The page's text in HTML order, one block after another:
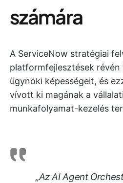
számára
A ServiceNow stratégiai
platformfejlesztések
ügynöki képességeit, és
vívott ki magának a
munkafolyamat-kezelés
„Az AI Agent